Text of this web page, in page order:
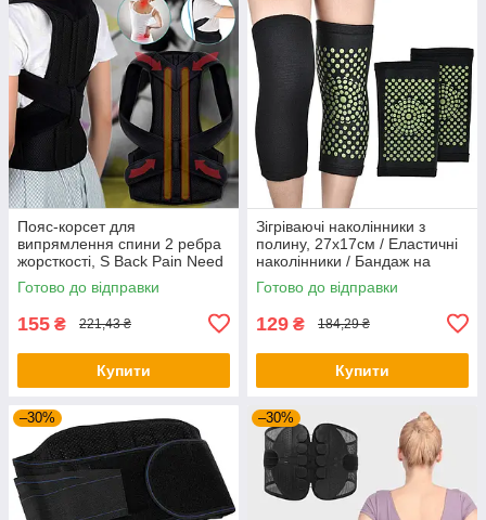
Пояс-корсет для
випрямлення спини 2 ребра
жорсткості, S Back Pain Need
Help / Корсет для постави /
Корсет для спини
Готово до відправки
155 ₴ 221,43 ₴
Купити
Зігріваючі наколінники з
полину, 27х17см / Еластичні
наколінники / Бандаж на
колінний суглоб
Готово до відправки
129 ₴ 184,29 ₴
Купити
–30% –30%